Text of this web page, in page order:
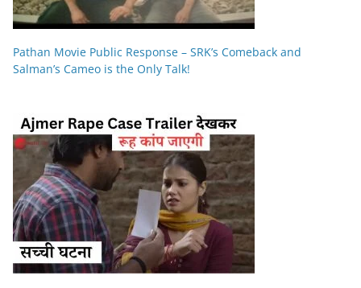
Pathan Movie Public Response – SRK’s Comeback and
Salman’s Cameo is the Only Talk!